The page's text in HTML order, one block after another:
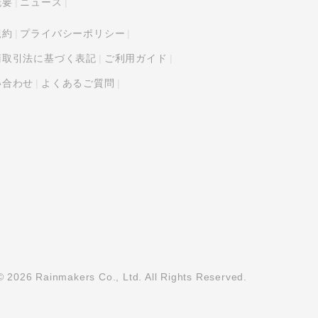
プライバシーポリシー
引法に基づく表記 ご利用ガイド
わせ よくあるご質問
2026 Rainmakers Co., Ltd. All Rights Reserved.